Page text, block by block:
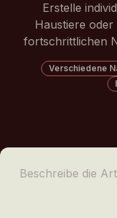
Erstelle
Haustiere
fortschrittlichen
Verschiedene